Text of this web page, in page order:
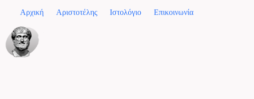
Αρχική Αριστοτέλης Ιστολόγιο Επικοινωνία